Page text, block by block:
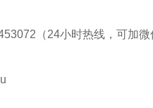
（24小时热线，可加微